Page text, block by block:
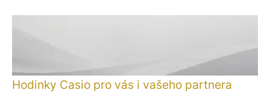
Hodinky Casio pro vás i vašeho partnera